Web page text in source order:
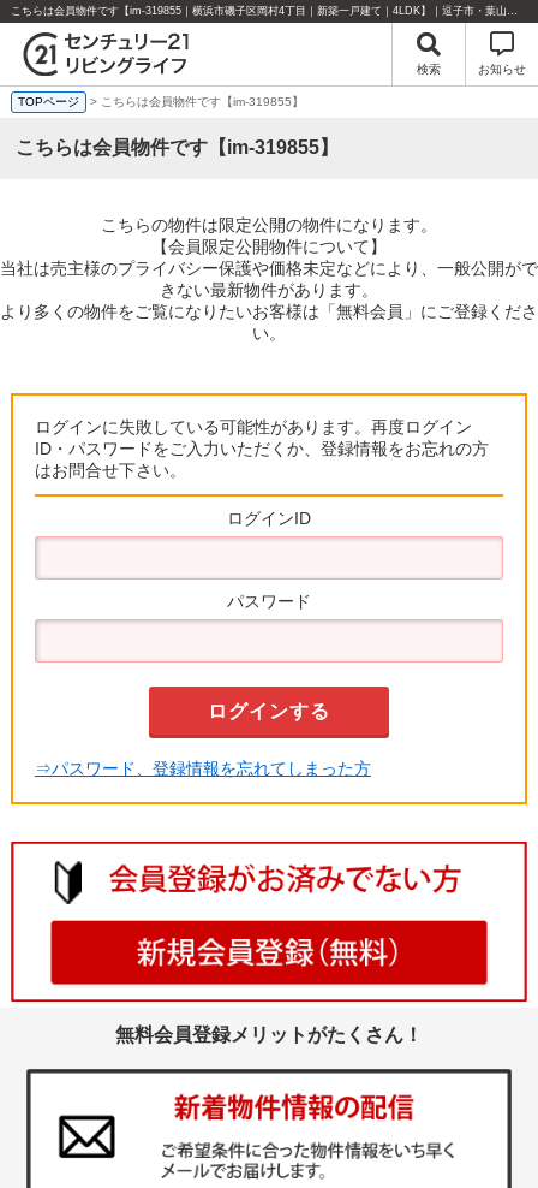
こちらは会員物件です【im-319855｜横浜市磯子区岡村4丁目｜新築一戸建て｜4LDK】｜逗子市・葉山町・湘南エリアの不動産のことならセンチュリー21リビングライフにお任せください！
検索 お知らせ
TOPページ > こちらは会員物件です【im-319855】
こちらは会員物件です【im-319855】
こちらの物件は限定公開の物件になります。
【会員限定公開物件について】
当社は売主様のプライバシー保護や価格未定などにより、一般公開がで
きない最新物件があります。
より多くの物件をご覧になりたいお客様は「無料会員」にご登録くださ
い。
ログインに失敗している可能性があります。再度ログイン
ID・パスワードをご入力いただくか、登録情報をお忘れの方
はお問合せ下さい。
ログインID
パスワード
⇒パスワード、登録情報を忘れてしまった方
無料会員登録メリットがたくさん！